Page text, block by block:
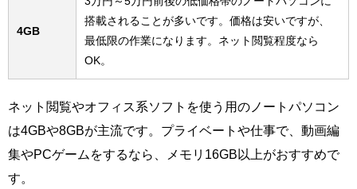
4GB
搭載されることが多いです。価格は安いですが、
最低限の作業になります。ネット閲覧程度なら
OK。
ネット閲覧やオフィス系ソフトを使う用のノートパソコン
は4GBや8GBが主流です。プライベートや仕事で、動画編
集やPCゲームをするなら、メモリ16GB以上がおすすめで
す。